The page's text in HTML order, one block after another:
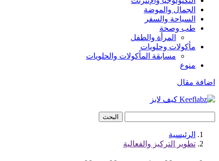
الجمال والموضة
السياحة والسفر
طب وصحة
المرأة والطفل
مأكولات وحلويات
مسابقة المأكولات والحلويات
منوع
اضافة مقال
البحث
الرئيسية
تطوير التركيز والفعالية